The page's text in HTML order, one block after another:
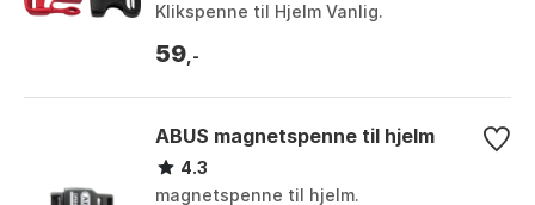
Klikspenne til Hjelm Vanlig.
59 ,-
ABUS magnetspenne til hjelm
4.3
magnetspenne til hjelm.